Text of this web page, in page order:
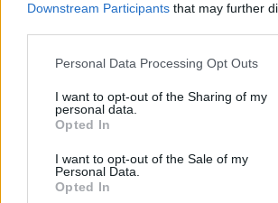
Downstream Participants that may further
Please note that this website/app uses one
not limited to your visit or usage behaviour.
grant or deny consent to Google and its
use your data for below specified purposes
consent section.
Personal Data Processing Opt Outs
I want to opt-out of the Sharing of my
personal data.
Opted In
I want to opt-out of the Sale of my
Personal Data.
Opted In
végül 1850 körül ért véget,
rajtakaptak, hogy
hashajtókat forgalmaznak. Ekkor
drasztikusan visszaesett. Több
kellett eltelnie ahhoz, hogy eljöjjön
lépett piacra egy olyan